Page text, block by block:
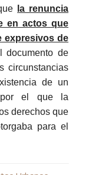
la renuncia
en actos que
expresivos de
documento de
circunstancias
de un
por el que la
derechos que
para el